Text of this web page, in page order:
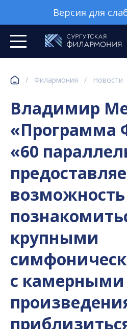
Версия для
/ Филармония / Новости
Владимир
«Программа
«60
возможность
крупными
с камерными